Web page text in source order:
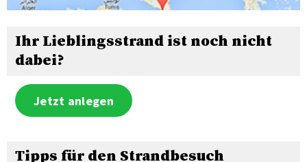
Ihr Lieblingsstrand ist noch nicht
dabei?
Jetzt anlegen
Tipps für den Strandbesuch